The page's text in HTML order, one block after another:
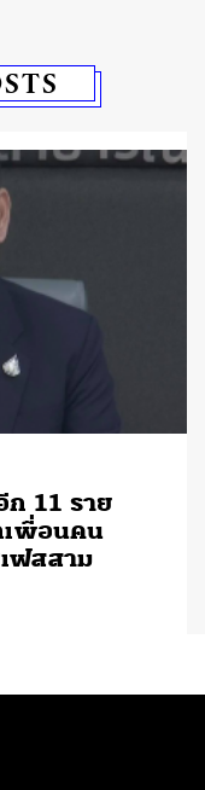
11 ราย
เพื่อนคน
ฟสสาม